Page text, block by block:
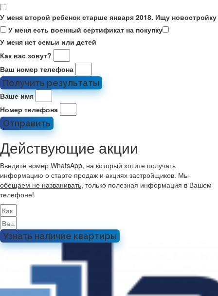
У меня второй ребенок старше января 2018. Ищу новостройку
У меня есть военный сертификат на покупку
У меня нет семьи или детей
Как вас зовут?
Ваш номер телефона
Получить результаты
Ваше имя
Номер телефона
Отправить
Действующие акции
Введите номер WhatsApp, на который хотите получать
информацию о старте продаж и акциях застройщиков. Мы
обещаем не названивать, только полезная информация в Вашем
телефоне!
Узнать наличие квартиры